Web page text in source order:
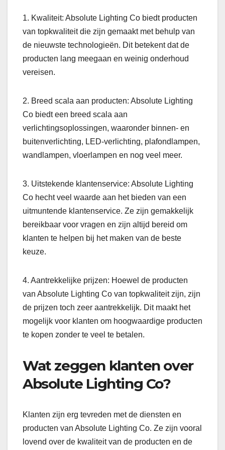
1. Kwaliteit: Absolute Lighting Co biedt producten
van topkwaliteit die zijn gemaakt met behulp van
de nieuwste technologieën. Dit betekent dat de
producten lang meegaan en weinig onderhoud
vereisen.
2. Breed scala aan producten: Absolute Lighting
Co biedt een breed scala aan
verlichtingsoplossingen, waaronder binnen- en
buitenverlichting, LED-verlichting, plafondlampen,
wandlampen, vloerlampen en nog veel meer.
3. Uitstekende klantenservice: Absolute Lighting
Co hecht veel waarde aan het bieden van een
uitmuntende klantenservice. Ze zijn gemakkelijk
bereikbaar voor vragen en zijn altijd bereid om
klanten te helpen bij het maken van de beste
keuze.
4. Aantrekkelijke prijzen: Hoewel de producten
van Absolute Lighting Co van topkwaliteit zijn, zijn
de prijzen toch zeer aantrekkelijk. Dit maakt het
mogelijk voor klanten om hoogwaardige producten
te kopen zonder te veel te betalen.
Wat zeggen klanten over
Absolute Lighting Co?
Klanten zijn erg tevreden met de diensten en
producten van Absolute Lighting Co. Ze zijn vooral
lovend over de kwaliteit van de producten en de